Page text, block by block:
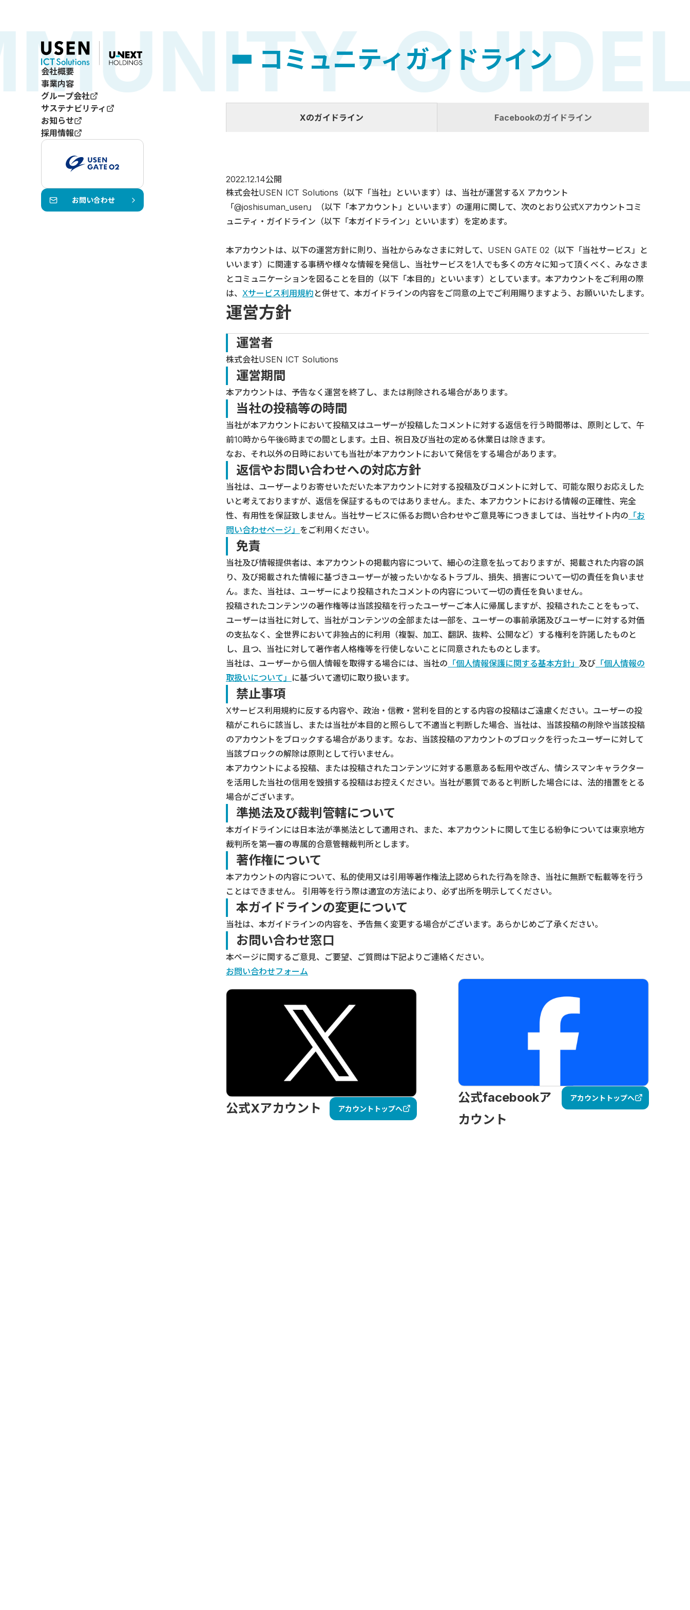
会社概要
事業内容
グループ会社
サステナビリティ
お知らせ
採用情報
お問い合わせ
コミュニティガイドライン
Xのガイドライン Facebookのガイドライン
2022.12.14公開
株式会社USEN ICT Solutions（以下「当社」といいます）は、当社が運営するX アカウント
「@joshisuman_usen」（以下「本アカウント」といいます）の運用に関して、次のとおり公式Xアカウントコミ
ュニティ・ガイドライン（以下「本ガイドライン」といいます）を定めます。
本アカウントは、以下の運営方針に則り、当社からみなさまに対して、USEN GATE 02（以下「当社サービス」と
いいます）に関連する事柄や様々な情報を発信し、当社サービスを1人でも多くの方々に知って頂くべく、みなさま
とコミュニケーションを図ることを目的（以下「本目的」といいます）としています。本アカウントをご利用の際
は、 Xサービス利用規約 と併せて、本ガイドラインの内容をご同意の上でご利用賜りますよう、お願いいたします。
運営方針
運営者
株式会社USEN ICT Solutions
運営期間
本アカウントは、予告なく運営を終了し、または削除される場合があります。
当社の投稿等の時間
当社が本アカウントにおいて投稿又はユーザーが投稿したコメントに対する返信を行う時間帯は、原則として、午
前10時から午後6時までの間とします。土日、祝日及び当社の定める休業日は除きます。
なお、それ以外の日時においても当社が本アカウントにおいて発信をする場合があります。
返信やお問い合わせへの対応方針
当社は、ユーザーよりお寄せいただいた本アカウントに対する投稿及びコメントに対して、可能な限りお応えした
いと考えておりますが、返信を保証するものではありません。また、本アカウントにおける情報の正確性、完全
性、有用性を保証致しません。当社サービスに係るお問い合わせやご意見等につきましては、当社サイト内の 「お
問い合わせページ」 をご利用ください。
免責
当社及び情報提供者は、本アカウントの掲載内容について、細心の注意を払っておりますが、掲載された内容の誤
り、及び掲載された情報に基づきユーザーが被ったいかなるトラブル、損失、損害について一切の責任を負いませ
ん。また、当社は、ユーザーにより投稿されたコメントの内容について一切の責任を負いません。
投稿されたコンテンツの著作権等は当該投稿を行ったユーザーご本人に帰属しますが、投稿されたことをもって、
ユーザーは当社に対して、当社がコンテンツの全部または一部を、ユーザーの事前承諾及びユーザーに対する対価
の支払なく、全世界において非独占的に利用（複製、加工、翻訳、抜粋、公開など）する権利を許諾したものと
し、且つ、当社に対して著作者人格権等を行使しないことに同意されたものとします。
当社は、ユーザーから個人情報を取得する場合には、当社の 「個人情報保護に関する基本方針」 及び 「個人情報の
取扱いについて」 に基づいて適切に取り扱います。
禁止事項
Xサービス利用規約に反する内容や、政治・信教・営利を目的とする内容の投稿はご遠慮ください。ユーザーの投
稿がこれらに該当し、または当社が本目的と照らして不適当と判断した場合、当社は、当該投稿の削除や当該投稿
のアカウントをブロックする場合があります。なお、当該投稿のアカウントのブロックを行ったユーザーに対して
当該ブロックの解除は原則として行いません。
本アカウントによる投稿、または投稿されたコンテンツに対する悪意ある転用や改ざん、情シスマンキャラクター
を活用した当社の信用を毀損する投稿はお控えください。当社が悪質であると判断した場合には、法的措置をとる
場合がございます。
準拠法及び裁判管轄について
本ガイドラインには日本法が準拠法として適用され、また、本アカウントに関して生じる紛争については東京地方
裁判所を第一審の専属的合意管轄裁判所とします。
著作権について
本アカウントの内容について、私的使用又は引用等著作権法上認められた行為を除き、当社に無断で転載等を行う
ことはできません。 引用等を行う際は適宜の方法により、必ず出所を明示してください。
本ガイドラインの変更について
当社は、本ガイドラインの内容を、予告無く変更する場合がございます。あらかじめご了承ください。
お問い合わせ窓口
本ページに関するご意見、ご要望、ご質問は下記よりご連絡ください。
お問い合わせフォーム
公式Xアカウント アカウントトップへ
公式facebookア
カウント
アカウントトップへ